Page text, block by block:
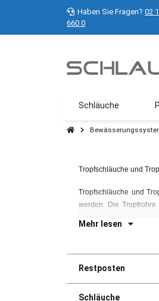
Haben Sie Fragen? 02
660 0
Schläuche
Tropfschläuche und
Tropfschläuche und
werden. Die
Mehr lesen
Restposten
Schläuche